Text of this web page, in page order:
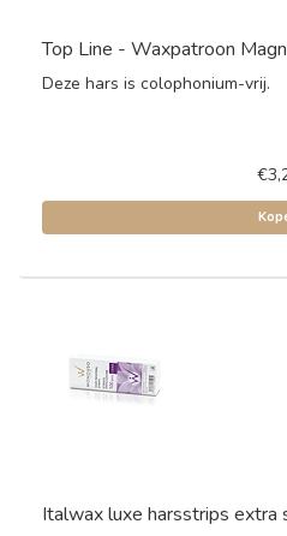
Top Line - Waxpatroon
Deze hars is colophonium-vrij.
Italwax luxe harsstrips